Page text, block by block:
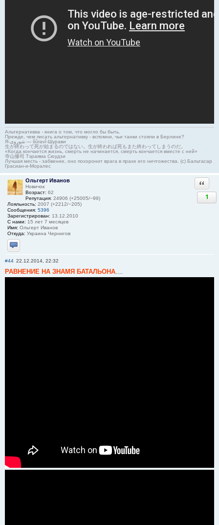
Альтернативка - книга о том, что могло бы быть.
Прежде, чем писать альтернативку - вспомни, чьи танки стояли в Берлине?
Я-شوروی — šûravî-Шурави
生が終わって死が始まるのではない。生が終われば死もまた終わってしまうのだ。
«Когда кончается жизнь, смерть не начинается, смерть кончается вместе с ней»
寺山修司 Тэраяма Сюудзи
Лучшая месть - забвение, оно похоронит врага в прахе его ничтожества. (с) Бальтасар
Грасиан-и-Моралес
Ольгерт Иванов
Новичок
Возраст: 62
Репутация: 24906 (+25005/−99)
Лояльность: 2007 (+2212/−205)
Сообщения: 5396
Зарегистрирован: 13.12.2010
С нами: 15 лет 7 месяцев
Имя: Ольгерт Иванов
Откуда: Украина Чернигов
Отправить личное сообщение
1
#44 22.12.2014, 22:32
РАВНЕНИЕ НА ЗНАМЯ БАТАЛЬОНА....